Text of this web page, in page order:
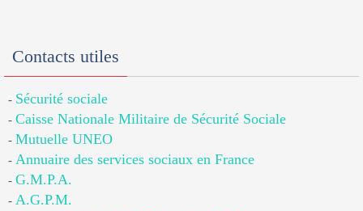
Contacts utiles
- Sécurité sociale
- Caisse Nationale Militaire de Sécurité Sociale
- Mutuelle UNEO
- Annuaire des services sociaux en France
- G.M.P.A.
- A.G.P.M.